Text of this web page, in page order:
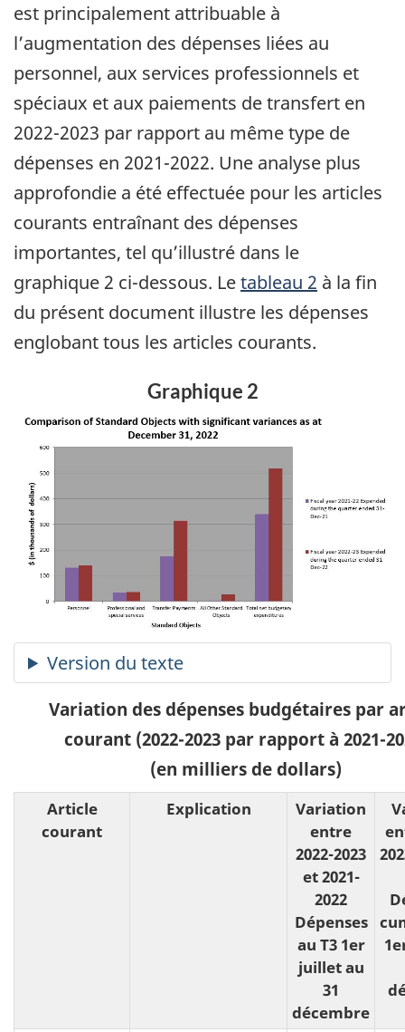
est principalement attribuable à
l’augmentation des dépenses liées au
personnel, aux services professionnels et
spéciaux et aux paiements de transfert en
2022-2023 par rapport au même type de
dépenses en 2021-2022. Une analyse plus
approfondie a été effectuée pour les articles
courants entraînant des dépenses
importantes, tel qu’illustré dans le
graphique 2 ci-dessous. Letableau 2 à la fin
du présent document illustre les dépenses
englobant tous les articles courants.
Graphique 2
Variation des dépenses budgétaires par
courant (2022-2023 par rapport à 2021-
(en milliers de dollars)
Article
courant
Explication
Variation
entre
2022-2023
et 2021-
2022
Dépenses
au T3 1er
juillet au
31
décembre